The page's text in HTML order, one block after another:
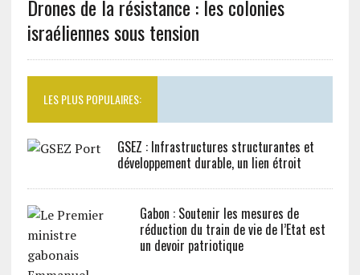
Drones de la résistance : les colonies
israéliennes sous tension
LES PLUS POPULAIRES:
GSEZ : Infrastructures structurantes et
développement durable, un lien étroit
Gabon : Soutenir les mesures de
réduction du train de vie de l’Etat est
un devoir patriotique